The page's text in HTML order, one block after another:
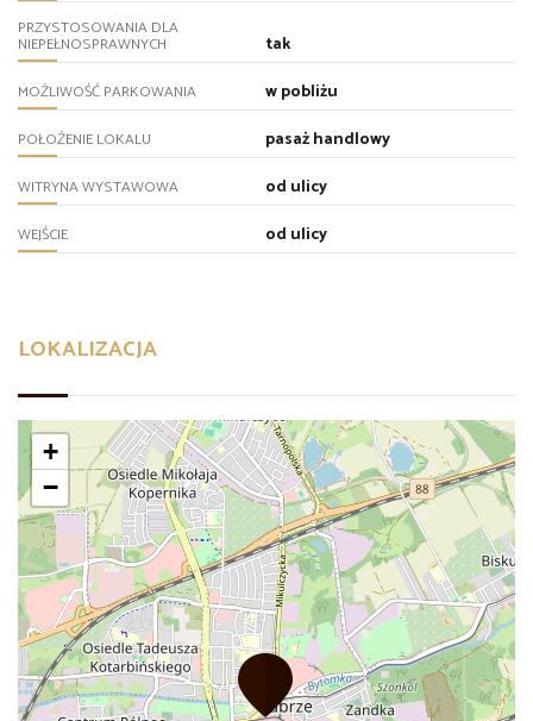
PRZYSTOSOWANIA DLA
NIEPEŁNOSPRAWNYCH tak
MOŻLIWOŚĆ PARKOWANIA w pobliżu
POŁOŻENIE LOKALU pasaż handlowy
WITRYNA WYSTAWOWA od ulicy
WEJŚCIE od ulicy
LOKALIZACJA
+
−